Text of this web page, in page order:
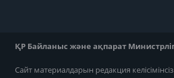
ҚР Байланыс және ақпарат
Сайт материалдарын редакция